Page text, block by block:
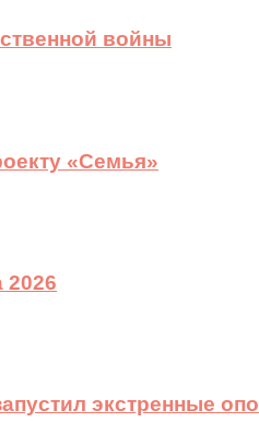
войны
«Семья»
2026
экстренные